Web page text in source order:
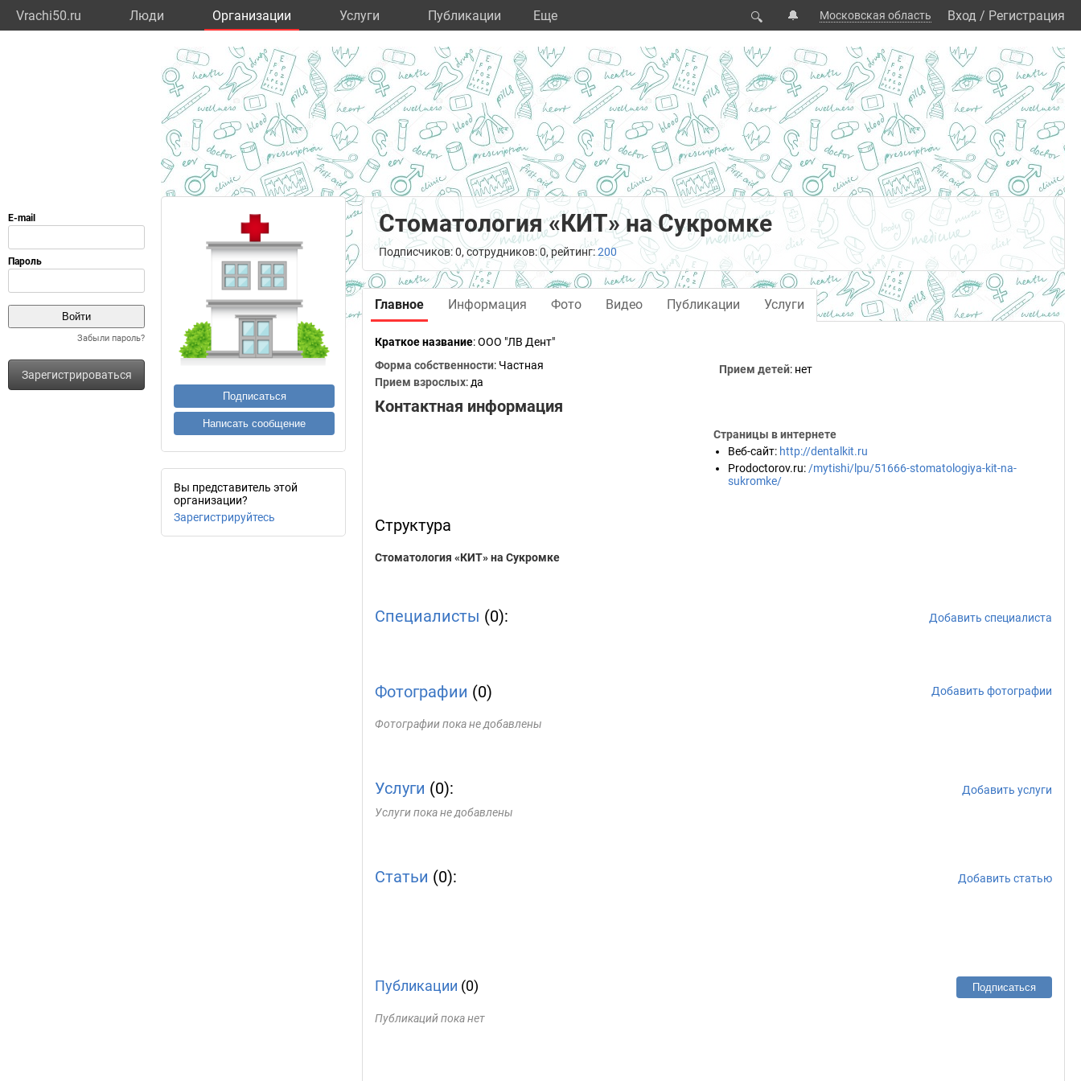
Vrachi50.ru Люди Организации Услуги Публикации Eще 🔍 🔔 Московская область Вход / Регистрация
Забыли пароль?
Зарегистрироваться
Подписаться
Написать сообщение
Вы представитель этой
организации?
Зарегистрируйтесь
Стоматология «КИТ» на Сукромке
Подписчиков: 0, сотрудников: 0, рейтинг:200
Главное Информация Фото Видео Публикации Услуги
Краткое название:ООО "ЛВ Дент"
Форма собственности: Частная
Прием взрослых: да
Прием детей: нет
Контактная информация
Страницы в интернете
Веб-сайт: http://dentalkit.ru
Prodoctorov.ru: /mytishi/lpu/51666-stomatologiya-kit-na-
sukromke/
Структура
Стоматология «КИТ» на Сукромке
Специалисты (0): Добавить специалиста
Фотографии (0) Добавить фотографии
Фотографии пока не добавлены
Услуги (0):
Добавить услуги
Услуги пока не добавлены
Статьи (0): Добавить статью
Публикации (0) Подписаться
Публикаций пока нет